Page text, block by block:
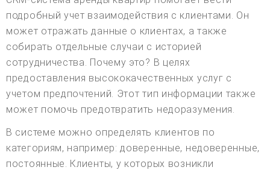
подробный учет взаимодействия с клиентами. Он
может отражать данные о клиентах, а также
собирать отдельные случаи с историей
сотрудничества. Почему это? В целях
предоставления высококачественных услуг с
учетом предпочтений. Этот тип информации также
может помочь предотвратить недоразумения.
В системе можно определять клиентов по
категориям, например: доверенные, недоверенные,
постоянные. Клиенты, у которых возникли